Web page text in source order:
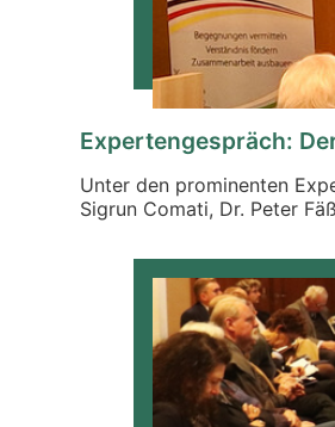
Expertengespräch:
Unter den prominenten
Sigrun Comati, Dr. Peter